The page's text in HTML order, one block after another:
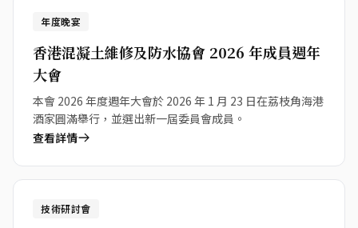
23
年度晚宴
香港混凝土維修及防水協會 2026 年成員週年
大會
本會 2026 年度週年大會於 2026 年 1 月 23 日在荔枝角海港
酒家圓滿舉行，並選出新一屆委員會成員。
查看詳情
12
技術研討會